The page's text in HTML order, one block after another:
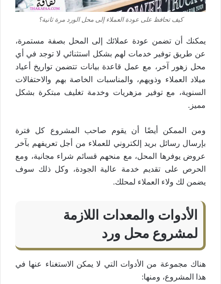
كيف تحافظ على عودة العملاء إلى محل الورد مرة ثانية؟
يمكنك أن تضمن عودة عملائك إلى المحل بصفة مستمرة،
عن طريق توفير خدمات لهم بشكل استثنائي لا توجد في أي
محل زهور آخر، مع عمل قاعدة بيانات تتضمن تواريخ أعياد
ميلاد العملاء وذويهم، والمناسبات الخاصة بهم والاحتفالات
السنوية، مع توفير مزهريات وخدمة تغليف مبتكرة بشكل
مميز.
ومن الممكن أيضًا أن يقوم صاحب المشروع كل فترة
بإرسال رسائل بريد إلكتروني للعملاء من أجل تعريفهم بآخر
عروض يوفرها المحل، مع منحهم قسائم شراء مجانية، ومع
الحرص على تقديم خدمة عالية الجودة، وكل ذلك سوف
يضمن لك ولاء العملاء لمحلك.
الأدوات والمعدات اللازمة
لمشروع محل ورد
هناك مجموعة من الأدوات التي لا يمكن الاستغناء عنها في
هذا المشروع، ومنها: